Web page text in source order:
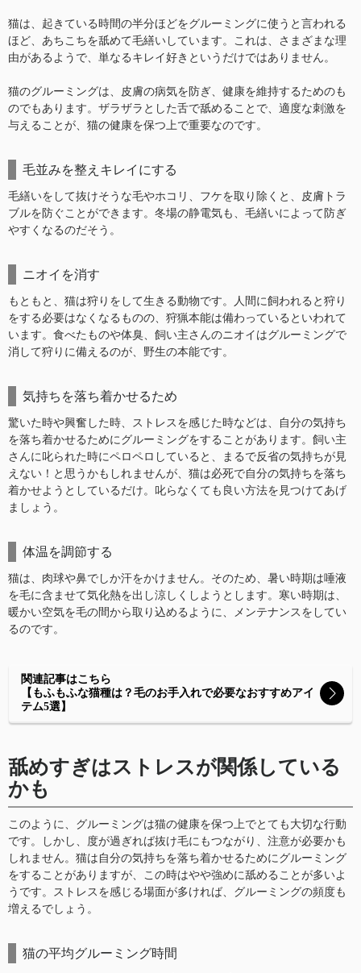
猫は、起きている時間の半分ほどをグルーミングに使うと言われる
ほど、あちこちを舐めて毛繕いしています。これは、さまざまな理
由があるようで、単なるキレイ好きというだけではありません。
猫のグルーミングは、皮膚の病気を防ぎ、健康を維持するためのも
のでもあります。ザラザラとした舌で舐めることで、適度な刺激を
与えることが、猫の健康を保つ上で重要なのです。
毛並みを整えキレイにする
毛繕いをして抜けそうな毛やホコリ、フケを取り除くと、皮膚トラ
ブルを防ぐことができます。冬場の静電気も、毛繕いによって防ぎ
やすくなるのだそう。
ニオイを消す
もともと、猫は狩りをして生きる動物です。人間に飼われると狩り
をする必要はなくなるものの、狩猟本能は備わっているといわれて
います。食べたものや体臭、飼い主さんのニオイはグルーミングで
消して狩りに備えるのが、野生の本能です。
気持ちを落ち着かせるため
驚いた時や興奮した時、ストレスを感じた時などは、自分の気持ち
を落ち着かせるためにグルーミングをすることがあります。飼い主
さんに叱られた時にペロペロしていると、まるで反省の気持ちが見
えない！と思うかもしれませんが、猫は必死で自分の気持ちを落ち
着かせようとしているだけ。叱らなくても良い方法を見つけてあげ
ましょう。
体温を調節する
猫は、肉球や鼻でしか汗をかけません。そのため、暑い時期は唾液
を毛に含ませて気化熱を出し涼しくしようとします。寒い時期は、
暖かい空気を毛の間から取り込めるように、メンテナンスをしてい
るのです。
関連記事はこちら
【もふもふな猫種は？毛のお手入れで必要なおすすめアイ
テム5選】
舐めすぎはストレスが関係している
かも
このように、グルーミングは猫の健康を保つ上でとても大切な行動
です。しかし、度が過ぎれば抜け毛にもつながり、注意が必要かも
しれません。猫は自分の気持ちを落ち着かせるためにグルーミング
をすることがありますが、この時はやや強めに舐めることが多いよ
うです。ストレスを感じる場面が多ければ、グルーミングの頻度も
増えるでしょう。
猫の平均グルーミング時間